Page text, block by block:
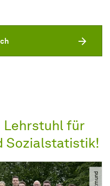
Lehrstuhl für
Sozialstatistik!